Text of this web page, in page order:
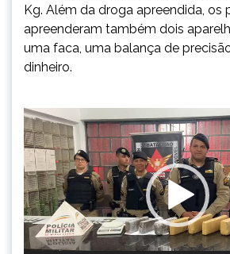
Kg. Além da droga apreendida, os
apreenderam também dois
uma faca, uma balança de
dinheiro.
Tocador
de
vídeo